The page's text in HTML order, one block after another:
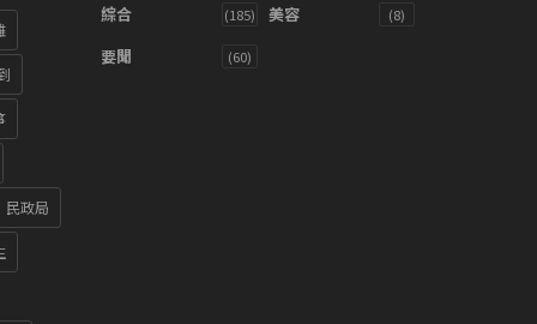
民政局
綜合 (185) 美容 (8)
要聞 (60)